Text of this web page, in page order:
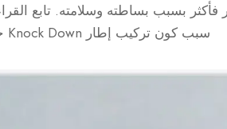
فأكثر بسبب بساطته وسلامته. تابع
سبب كون تركيب إطار Knock Down خيارًا جيدًا.